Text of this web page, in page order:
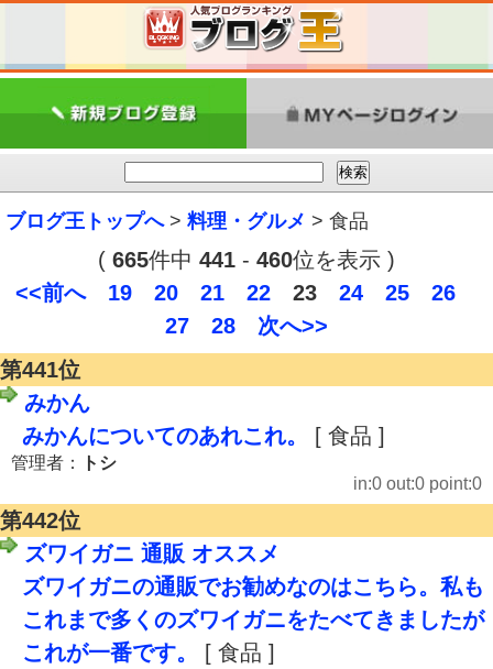
ブログ王トップへ> 料理・グルメ > 食品
( 665件中 441 - 460位を表示 )
<<前へ
19 20 21 22 23 24 25
26
27
28
次へ>>
第441位
みかん
みかんについてのあれこれ。
[ 食品 ]
管理者：
トシ
in:0 out:0 point:0
第442位
ズワイガニ 通販 オススメ
ズワイガニの通販でお勧めなのはこちら。私も
これまで多くのズワイガニをたべてきましたが
これが一番です。
[ 食品 ]